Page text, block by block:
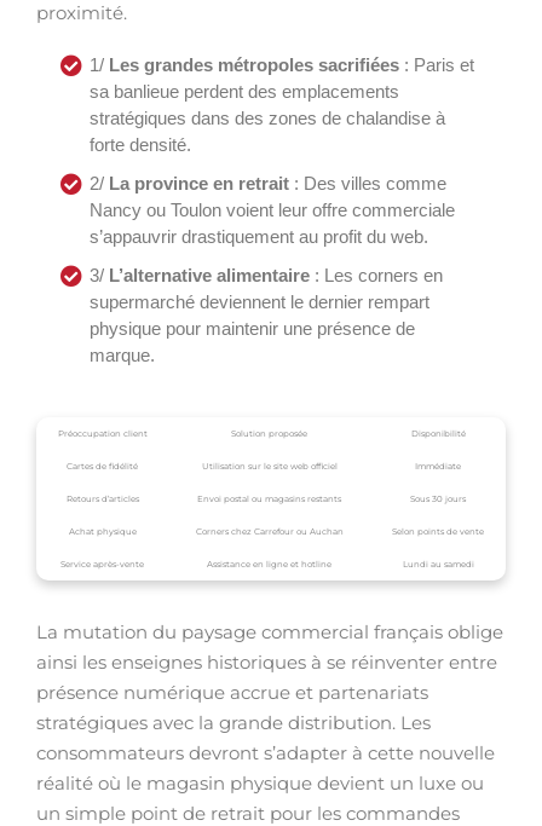
proximité.
1/ Les grandes métropoles sacrifiées : Paris et
sa banlieue perdent des emplacements
stratégiques dans des zones de chalandise à
forte densité.
2/ La province en retrait : Des villes comme
Nancy ou Toulon voient leur offre commerciale
s’appauvrir drastiquement au profit du web.
3/ L’alternative alimentaire : Les corners en
supermarché deviennent le dernier rempart
physique pour maintenir une présence de
marque.
Préoccupation client Solution proposée Disponibilité
Cartes de fidélité Utilisation sur le site web officiel Immédiate
Retours d’articles Envoi postal ou magasins restants Sous 30 jours
Achat physique Corners chez Carrefour ou Auchan Selon points de vente
Service après-vente Assistance en ligne et hotline Lundi au samedi
La mutation du paysage commercial français oblige
ainsi les enseignes historiques à se réinventer entre
présence numérique accrue et partenariats
stratégiques avec la grande distribution. Les
consommateurs devront s’adapter à cette nouvelle
réalité où le magasin physique devient un luxe ou
un simple point de retrait pour les commandes